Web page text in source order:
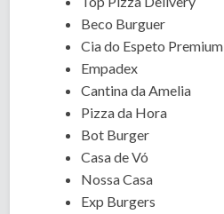
Beco Burguer
Cia do Espeto Premium
Empadex
Cantina da Amelia
Pizza da Hora
Bot Burger
Casa de Vó
Nossa Casa
Exp Burgers